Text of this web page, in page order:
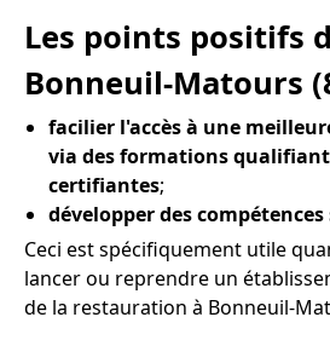
Les points positifs
Bonneuil-Matours
facilier l'accès à une
via des formations
certifiantes;
développer des
Ceci est spécifiquement utile
lancer ou reprendre un
de la restauration à Bonneuil-